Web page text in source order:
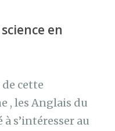
en
cette
, les Anglais du
s’intéresser au